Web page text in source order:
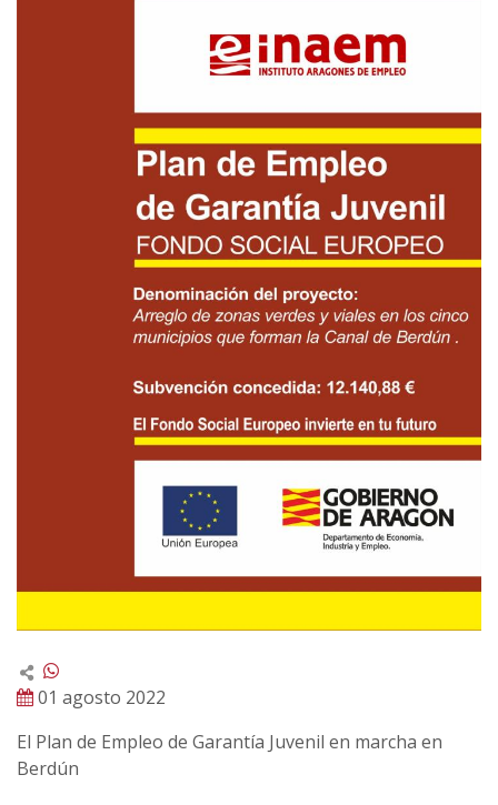
01 agosto 2022
El Plan de Empleo de Garantía Juvenil en marcha en
Berdún